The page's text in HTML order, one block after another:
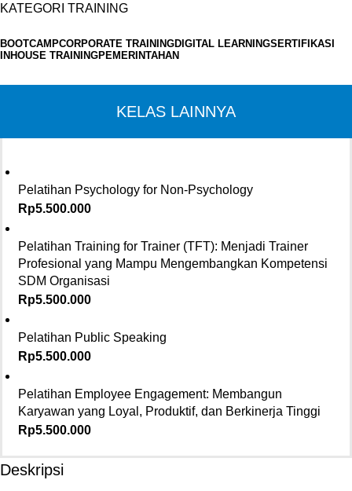
KATEGORI TRAINING
BOOTCAMPCORPORATE TRAININGDIGITAL LEARNINGSERTIFIKASI
INHOUSE TRAININGPEMERINTAHAN
KELAS LAINNYA
Pelatihan Psychology for Non-Psychology
Rp5.500.000
Pelatihan Training for Trainer (TFT): Menjadi Trainer
Profesional yang Mampu Mengembangkan Kompetensi
SDM Organisasi
Rp5.500.000
Pelatihan Public Speaking
Rp5.500.000
Pelatihan Employee Engagement: Membangun
Karyawan yang Loyal, Produktif, dan Berkinerja Tinggi
Rp5.500.000
Deskripsi